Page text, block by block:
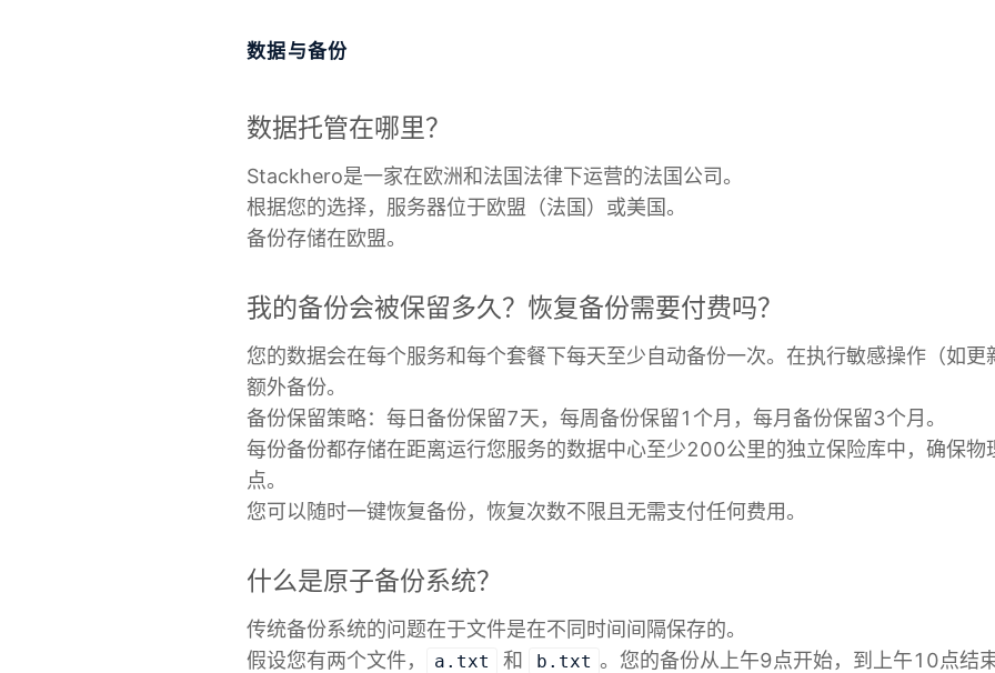
数据与备份
数据托管在哪里？
Stackhero是一家在欧洲和法国法律下运营的法国公司。
根据您的选择，服务器位于欧盟（法国）或美国。
备份存储在欧盟。
我的备份会被保留多久？恢复备份需要付费吗？
您的数据会在每个服务和每个套餐下每天至少自动备份一次。在执行敏感操作（如
额外备份。
备份保留策略：每日备份保留7天，每周备份保留1个月，每月备份保留3个月。
每份备份都存储在距离运行您服务的数据中心至少200公里的独立保险库中，确保物
点。
您可以随时一键恢复备份，恢复次数不限且无需支付任何费用。
什么是原子备份系统？
传统备份系统的问题在于文件是在不同时间间隔保存的。
假设您有两个文件，
a.txt 和 b.txt 。您的备份从上午9点开始，到上午10点结束